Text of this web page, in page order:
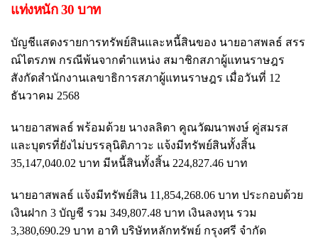
แท่งหนัก 30 บาท
บัญชีแสดงรายการทรัพย์สินและหนี้สินของ นายอาสพลธ์ สรร
ณ์ไตรภพ กรณีพ้นจากตำแหน่ง สมาชิกสภาผู้แทนราษฎร
สังกัดสำนักงานเลขาธิการสภาผู้แทนราษฎร เมื่อวันที่ 12
ธันวาคม 2568
นายอาสพลธ์ พร้อมด้วย นางลลิตา คูณวัฒนาพงษ์ คู่สมรส
และบุตรที่ยังไม่บรรลุนิติภาวะ แจ้งมีทรัพย์สินทั้งสิ้น
35,147,040.02 บาท มีหนี้สินทั้งสิ้น 224,827.46 บาท
นายอาสพลธ์ แจ้งมีทรัพย์สิน 11,854,268.06 บาท ประกอบด้วย
เงินฝาก 3 บัญชี รวม 349,807.48 บาท เงินลงทุน รวม
3,380,690.29 บาท อาทิ บริษัทหลักทรัพย์ กรุงศรี จำกัด